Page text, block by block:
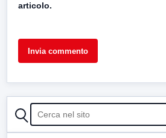
articolo.
CERCA